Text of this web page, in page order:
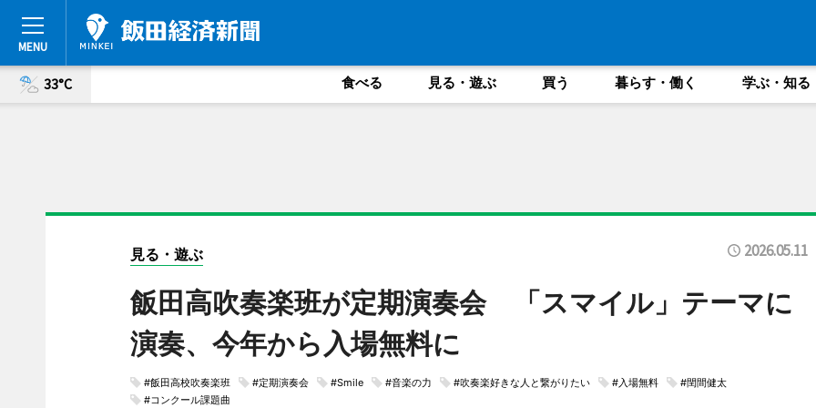
33°C 食べる 見る・遊ぶ 買う 暮らす・働く 学ぶ・知る
見る・遊ぶ 2026.05.11
飯田高吹奏楽班が定期演奏会 「スマイル」テーマに
演奏、今年から入場無料に
#飯田高校吹奏楽班 #定期演奏会 #Smile #音楽の力 #吹奏楽好きな人と繋がりたい #入場無料
#閏間健太
#コンクール課題曲